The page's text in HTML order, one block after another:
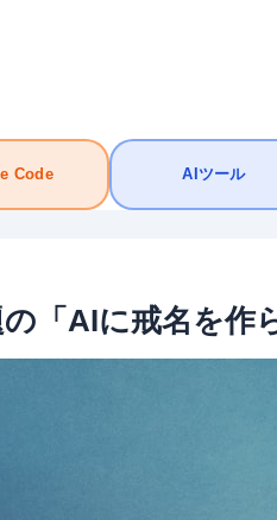
Code AIツール
「AIに戒名を作